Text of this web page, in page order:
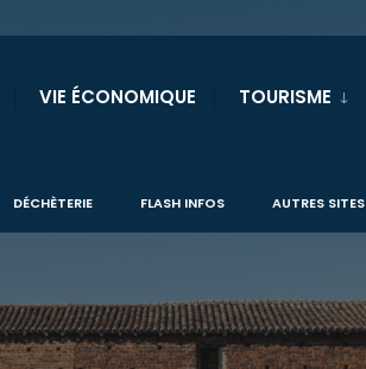
VIE ÉCONOMIQUE TOURISME
DÉCHÈTERIE FLASH INFOS AUTRES SITES